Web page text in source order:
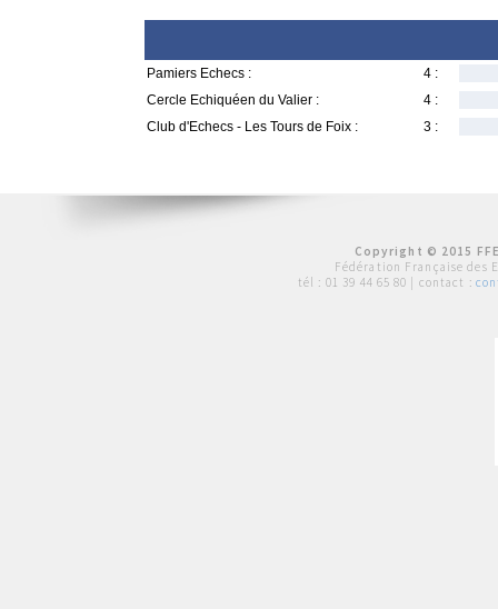
Pamiers Echecs :
4 :
Cercle Echiquéen du Valier :
4 :
Club d'Echecs - Les Tours de Foix :
3 :
Copyright © 2015
Fédération Française des
tél : 01 39 44 65 80 | contact :